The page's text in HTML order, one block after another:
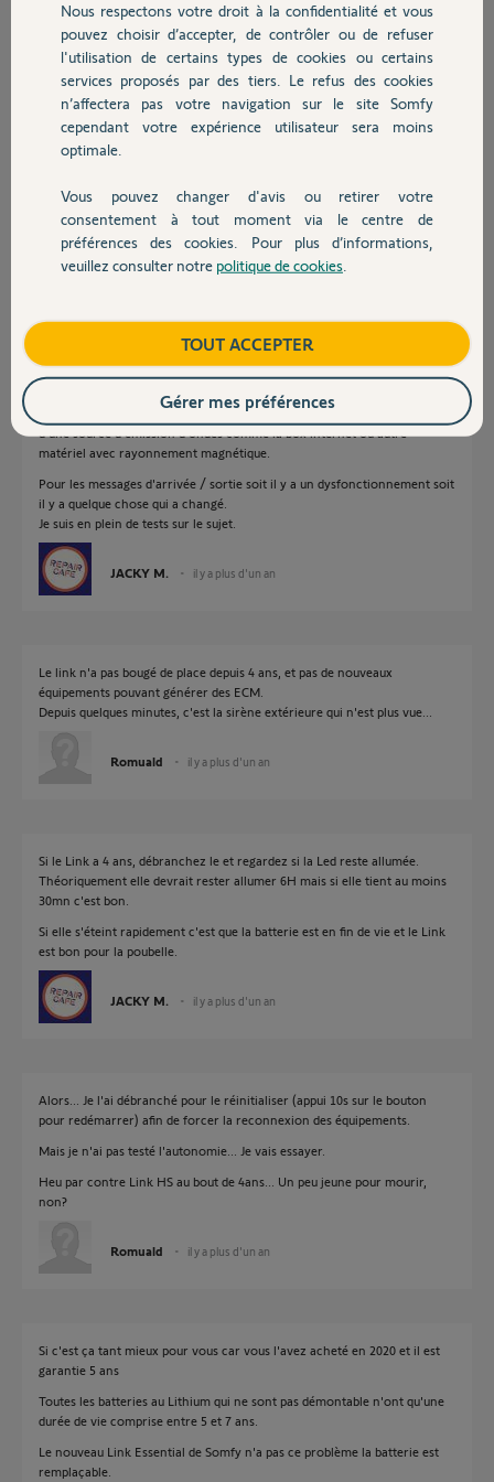
Chauffage
Autres produits
Devis avec un pro
Contact
du Link...
Pouvez vous m'aider ?
il y a plus d'un an
Participer au fil de discussion
Réponses
Bonjour Romuald
Pour l'instabilité, vue votre description je pense que le Link est trop prêt
d'une source d'émission d'ondes comme la box internet ou autre
matériel avec rayonnement magnétique.
Pour les messages d'arrivée / sortie soit il y a un dysfonctionnement soit
il y a quelque chose qui a changé.
Je suis en plein de tests sur le sujet.
JACKY M. il y a plus d'un an
Le link n'a pas bougé de place depuis 4 ans, et pas de nouveaux
équipements pouvant générer des ECM.
Depuis quelques minutes, c'est la sirène extérieure qui n'est plus vue...
Romuald il y a plus d'un an
Si le Link a 4 ans, débranchez le et regardez si la Led reste allumée.
Théoriquement elle devrait rester allumer 6H mais si elle tient au moins
30mn c'est bon.
Si elle s'éteint rapidement c'est que la batterie est en fin de vie et le Link
est bon pour la poubelle.
JACKY M. il y a plus d'un an
Alors... Je l'ai débranché pour le réinitialiser (appui 10s sur le bouton
pour redémarrer) afin de forcer la reconnexion des équipements.
Mais je n'ai pas testé l'autonomie... Je vais essayer.
Heu par contre Link HS au bout de 4ans... Un peu jeune pour mourir,
non?
Romuald il y a plus d'un an
Si c'est ça tant mieux pour vous car vous l'avez acheté en 2020 et il est
garantie 5 ans
Toutes les batteries au Lithium qui ne sont pas démontable n'ont qu'une
durée de vie comprise entre 5 et 7 ans.
Le nouveau Link Essential de Somfy n'a pas ce problème la batterie est
remplaçable.
Nous respectons votre droit à la confidentialité et vous
pouvez choisir d’accepter, de contrôler ou de refuser
l'utilisation de certains types de cookies ou certains
services proposés par des tiers. Le refus des cookies
n’affectera pas votre navigation sur le site Somfy
cependant votre expérience utilisateur sera moins
optimale.
Vous pouvez changer d'avis ou retirer votre
consentement à tout moment via le centre de
préférences des cookies. Pour plus d’informations,
veuillez consulter notre politique de cookies
TOUT ACCEPTER
Gérer mes préférences